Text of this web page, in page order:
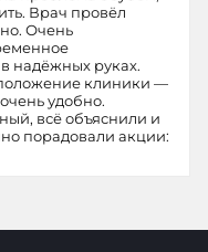
Врач провёл
Очень
надёжных руках.
клиники —
удобно.
всё объяснили и
порадовали акции: